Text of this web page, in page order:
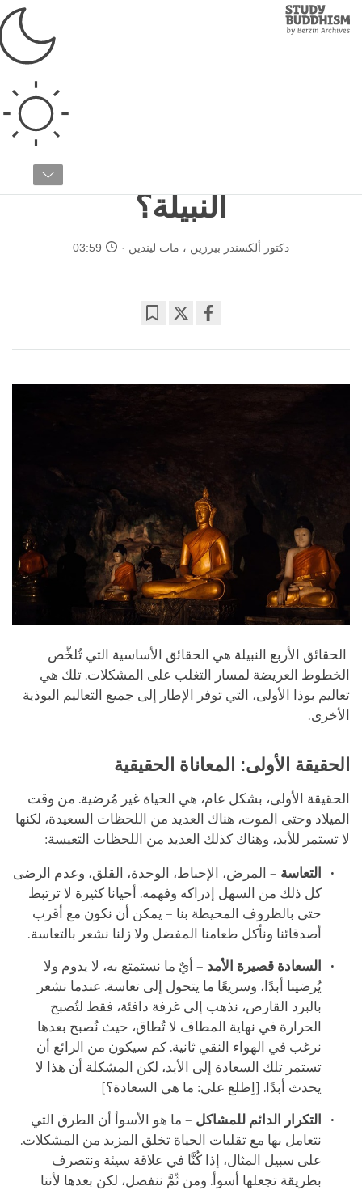
Study
Buddhism
ما هي الحقائق الأربع
النبيلة؟
دكتور ألكسندر بيرزين ، مات ليندين 03:59
on
الحقائق الأربع النبيلة هي الحقائق الأساسية التي تُلخِّص
الخطوط العريضة لمسار التغلب على المشكلات. تلك هي
تعاليم بوذا الأولى، التي توفر الإطار إلى جميع التعاليم البوذية
الأخرى.
الحقيقة الأولى: المعاناة الحقيقية
الحقيقة الأولى، بشكل عام، هي الحياة غير مُرضية. من وقت
الميلاد وحتى الموت، هناك العديد من اللحظات السعيدة، لكنها
لا تستمر للأبد، وهناك كذلك العديد من اللحظات التعيسة:
التعاسة – المرض، الإحباط، الوحدة، القلق، وعدم الرضى
كل ذلك من السهل إدراكه وفهمه. أحيانا كثيرة لا ترتبط
حتى بالظروف المحيطة بنا – يمكن أن نكون مع أقرب
أصدقائنا ونأكل طعامنا المفضل ولا زلنا نشعر بالتعاسة.
السعادة قصيرة الأمد – أيٌ ما نستمتع به، لا يدوم ولا
يُرضينا أبدًا، وسريعًا ما يتحول إلى تعاسة. عندما نشعر
بالبرد القارص، نذهب إلى غرفة دافئة، فقط لتُصبح
الحرارة في نهاية المطاف لا تُطاق، حيث نُصبح بعدها
نرغب في الهواء النقي ثانية. كم سيكون من الرائع أن
تستمر تلك السعادة إلى الأبد، لكن المشكلة أن هذا لا
يحدث أبدًا. [اِطلع على: ما هي السعادة؟]
التكرار الدائم للمشاكل – ما هو الأسوأ أن الطرق التي
نتعامل بها مع تقلبات الحياة تخلق المزيد من المشكلات.
على سبيل المثال، إذا كُنَّا في علاقة سيئة ونتصرف
بطريقة تجعلها أسوأ. ومن ثّمَّ ننفصل، لكن بعدها لأننا